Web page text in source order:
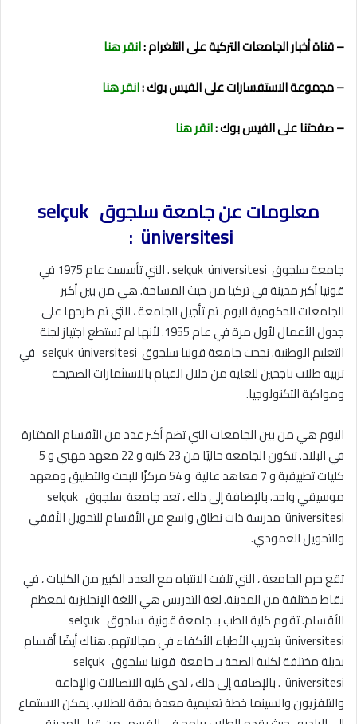
– قناة أخبار الجامعات التركية على التلغرام :انقر هنا
– مجموعة الاستفسارات على الفيس بوك :انقر هنا
– صفحتنا على الفيس بوك :انقر هنا
معلومات عن جامعة سلجوق selçuk
üniversitesi :
جامعة سلجوق selçuk üniversitesi . التي تأسست عام 1975 في
قونيا أكبر مدينة في تركيا من حيث المساحة. هي من بين أكبر
الجامعات الحكومية اليوم. تم تأجيل الجامعة ، التي تم طرحها على
جدول الأعمال لأول مرة في عام 1955. لأنها لم تستطع اجتياز لجنة
التعليم الوطنية. نجحت جامعة قونيا سلجوق selçuk üniversitesi في
تربية طلاب ناجحين للغاية من خلال القيام بالاستثمارات الصحيحة
ومواكبة التكنولوجيا.
اليوم هي من بين الجامعات التي تضم أكبر عدد من الأقسام المختارة
في البلاد. تتكون الجامعة حاليًا من 23 كلية و 22 معهد مهني و 5
كليات تطبيقية و 7 معاهد عالية و 54 مركزًا للبحث والتطبيق ومعهد
موسيقي واحد. بالإضافة إلى ذلك ، تعد جامعة سلجوق selçuk
üniversitesi مدرسة ذات نطاق واسع من الأقسام للتحويل الأفقي
والتحويل العمودي.
تقع حرم الجامعة ، التي تلفت الانتباه مع العدد الكبير من الكليات ، في
نقاط مختلفة من المدينة. لغة التدريس هي اللغة الإنجليزية لمعظم
الأقسام. تقوم كلية الطب بـ جامعة قونية سلجوق selçuk
üniversitesi بتدريب الأطباء الأكفاء في مجالاتهم. هناك أيضًا أقسام
بديلة مختلفة لكلية الصحة بـ جامعة قونيا سلجوق selçuk
üniversitesi . بالإضافة إلى ذلك ، لدى كلية الاتصالات والإذاعة
والتلفزيون والسينما خطة تعليمية معدة بدقة للطلاب. يمكن الاستماع